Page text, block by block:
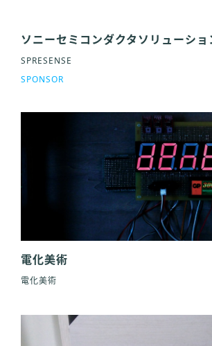
ソニーセミコンダクタソリューシ
SPRESENSE
SPONSOR
電化美術
電化美術